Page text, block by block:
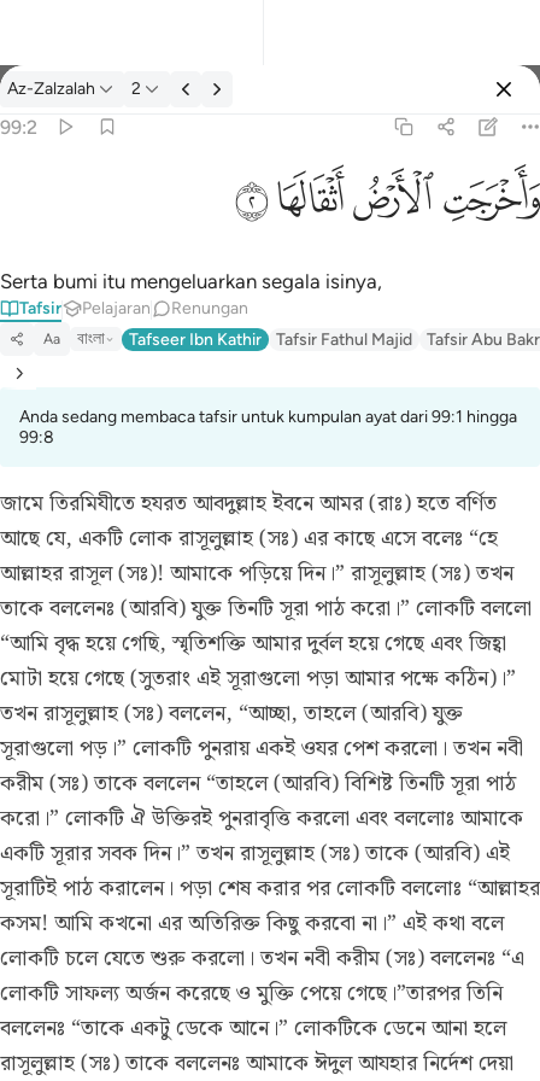
Tafsir: Az-Zalzalah 99:2
Az-Zalzalah 2
99:2
ﱺﱻﱼﱽ
Serta bumi itu mengeluarkan segala isinya,
Tafsir Pelajaran Renungan
Aa বাংলা Tafseer Ibn Kathir Tafsir Fathul Majid Tafsir Abu
Anda sedang membaca tafsir untuk kumpulan ayat dari 99:1 hingga
99:8
জামে তিরমিযীতে হযরত আবদুল্লাহ ইবনে আমর (রাঃ) হতে বর্ণিত
আছে যে, একটি লোক রাসূলুল্লাহ (সঃ) এর কাছে এসে বলেঃ “হে
আল্লাহর রাসূল (সঃ)! আমাকে পড়িয়ে দিন।” রাসূলুল্লাহ (সঃ) তখন
তাকে বললেনঃ (আরবি) যুক্ত তিনটি সূরা পাঠ করো।” লোকটি বললো
“আমি বৃদ্ধ হয়ে গেছি, স্মৃতিশক্তি আমার দুর্বল হয়ে গেছে এবং জিহ্বা
মোটা হয়ে গেছে (সুতরাং এই সূরাগুলো পড়া আমার পক্ষে কঠিন)।”
তখন রাসূলুল্লাহ (সঃ) বললেন, “আচ্ছা, তাহলে (আরবি) যুক্ত
সূরাগুলো পড়।” লোকটি পুনরায় একই ওযর পেশ করলো। তখন নবী
করীম (সঃ) তাকে বললেন “তাহলে (আরবি) বিশিষ্ট তিনটি সূরা পাঠ
করো।” লোকটি ঐ উক্তিরই পুনরাবৃত্তি করলো এবং বললোঃ আমাকে
একটি সূরার সবক দিন।” তখন রাসূলুল্লাহ (সঃ) তাকে (আরবি) এই
সূরাটিই পাঠ করালেন। পড়া শেষ করার পর লোকটি বললোঃ “আল্লাহর
কসম! আমি কখনো এর অতিরিক্ত কিছু করবো না।” এই কথা বলে
লোকটি চলে যেতে শুরু করলো। তখন নবী করীম (সঃ) বললেনঃ “এ
লোকটি সাফল্য অর্জন করেছে ও মুক্তি পেয়ে গেছে।”তারপর তিনি
বললেনঃ “তাকে একটু ডেকে আনে।” লোকটিকে ডেনে আনা হলে
রাসূলুল্লাহ (সঃ) তাকে বললেনঃ আমাকে ঈদুল আযহার নির্দেশ দেয়া